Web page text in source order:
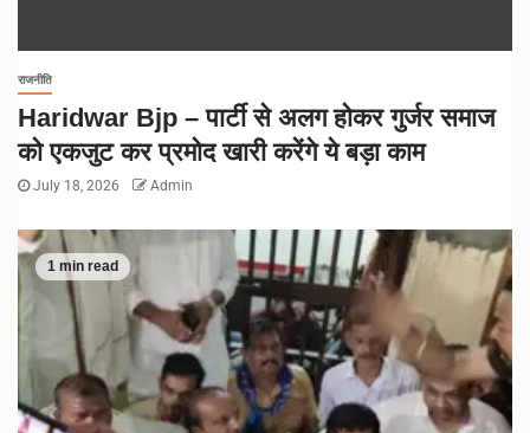
राजनीति
Haridwar Bjp – पार्टी से अलग होकर गुर्जर समाज
को एकजुट कर प्रमोद खारी करेंगे ये बड़ा काम
July 18, 2026 Admin
1 min read